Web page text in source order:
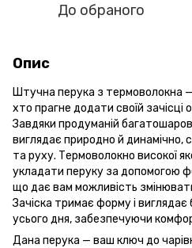
До обраного
Опис
Штучна перука з термоволокна —
хто прагне додати своїй зачісці
Завдяки продуманій
виглядає природно й
та руху. Термоволокно високої
укладати перуку за допомогою
що дає вам можливість
Зачіска тримає форму і
усього дня, забезпечуючи
Дана перука — ваш ключ до